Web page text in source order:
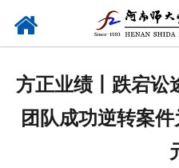
方正业绩丨跌宕讼
团队成功逆转案